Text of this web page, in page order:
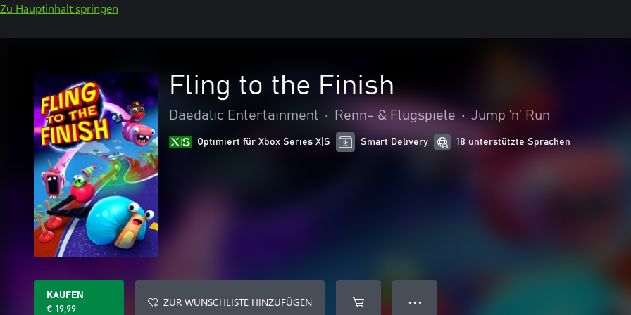
Zu Hauptinhalt springen
Fling to the Finish
Daedalic Entertainment • Renn- & Flugspiele • Jump ’n’ Run
Optimiert für Xbox Series X|S Smart Delivery 18 unterstützte Sprachen
KAUFEN
€ 19,99
ZUR WUNSCHLISTE HINZUFÜGEN ● ● ●